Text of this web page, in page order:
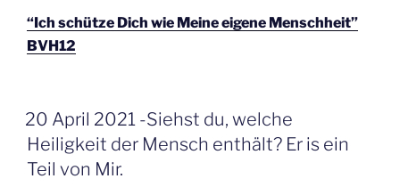
“Ich schütze Dich wie Meine eigene Menschheit”
BVH12
GEPLAATST
OP
20 April 2021 -Siehst du, welche
Heiligkeit der Mensch enthält? Er is ein
Teil von Mir.